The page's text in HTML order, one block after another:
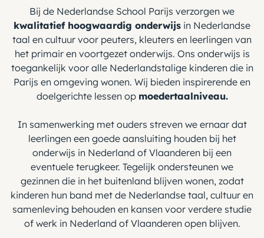
Bij de Nederlandse School Parijs verzorgen we
kwalitatief hoogwaardig onderwijs in Nederlandse
taal en cultuur voor peuters, kleuters en leerlingen van
het primair en voortgezet onderwijs. Ons onderwijs is
toegankelijk voor alle Nederlandstalige kinderen die in
Parijs en omgeving wonen. Wij bieden inspirerende en
doelgerichte lessen op moedertaalniveau.
In samenwerking met ouders streven we ernaar dat
leerlingen een goede aansluiting houden bij het
onderwijs in Nederland of Vlaanderen bij een
eventuele terugkeer. Tegelijk ondersteunen we
gezinnen die in het buitenland blijven wonen, zodat
kinderen hun band met de Nederlandse taal, cultuur en
samenleving behouden en kansen voor verdere studie
of werk in Nederland of Vlaanderen open blijven.